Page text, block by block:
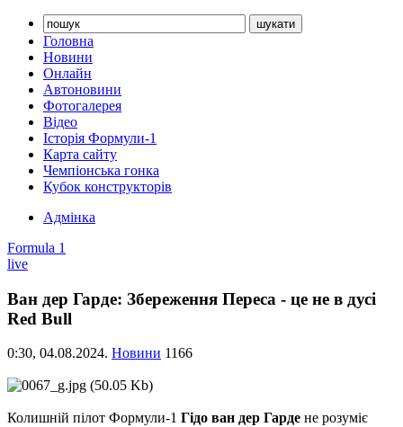
Головна
Новини
Онлайн
Автоновини
Фотогалерея
Відео
Історія Формули-1
Карта сайту
Чемпіонська гонка
Кубок конструкторів
Адмінка
Formula 1
live
Ван дер Гарде: Збереження Переса - це не в дусі
Red Bull
0:30, 04.08.2024. Новини 1166
Колишній пілот Формули-1 Гідо ван дер Гарде не розуміє